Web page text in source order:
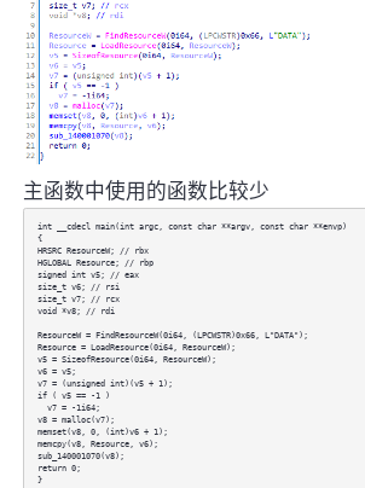
主函数中使用的函数比较少
int __cdecl main(int argc, const char **argv, const char **envp)
{
HRSRC ResourceW; // rbx
HGLOBAL Resource; // rbp
signed int v5; // eax
size_t v6; // rsi
size_t v7; // rcx
void *v8; // rdi
ResourceW = FindResourceW(0i64, (LPCWSTR)0x66, L"DATA");
Resource = LoadResource(0i64, ResourceW);
v5 = SizeofResource(0i64, ResourceW);
v6 = v5;
v7 = (unsigned int)(v5 + 1);
if ( v5 == -1 )
v7 = -1i64;
v8 = malloc(v7);
memset(v8, 0, (int)v6 + 1);
memcpy(v8, Resource, v6);
sub_140001070(v8);
return 0;
}